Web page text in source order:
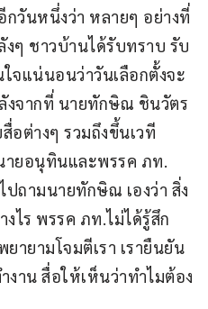
วันหนึ่งว่า หลายๆ อย่างที่
ๆ ชาวบ้านได้รับทราบ รับ
จแน่นอนว่าวันเลือกตั้งจะ
งจากที่ นายทักษิณ ชินวัตร
ต่างๆ รวมถึงขึ้นเวที
ายอนุทินและพรรค ภท.
ปถามนายทักษิณ เองว่า สิ่ง
ไร พรรค ภท.ไม่ได้รู้สึก
ายามโจมตีเรา เรายืนยัน
งาน สื่อให้เห็นว่าทำไมต้อง